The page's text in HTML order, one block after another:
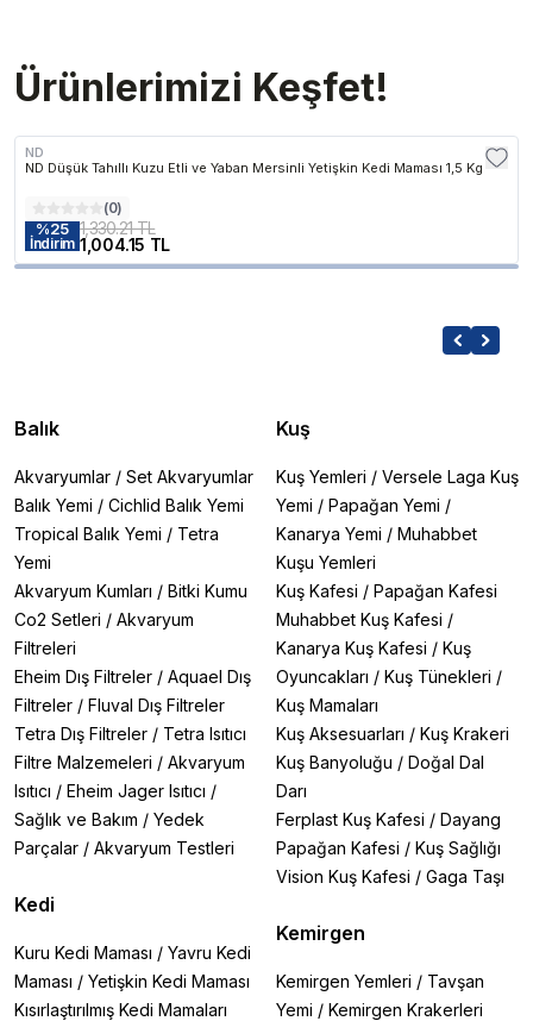
Ürünlerimizi Keşfet!
ND
ND Düşük Tahıllı Kuzu Etli ve Yaban Mersinli Yetişkin Kedi Maması 1,5 Kg
(0)
%25
İndirim
1,330.21 TL
1,004.15 TL
Balık
Akvaryumlar / Set Akvaryumlar
Balık Yemi / Cichlid Balık Yemi
Tropical Balık Yemi / Tetra
Yemi
Akvaryum Kumları / Bitki Kumu
Co2 Setleri / Akvaryum
Filtreleri
Eheim Dış Filtreler / Aquael Dış
Filtreler / Fluval Dış Filtreler
Tetra Dış Filtreler / Tetra Isıtıcı
Filtre Malzemeleri / Akvaryum
Isıtıcı / Eheim Jager Isıtıcı /
Sağlık ve Bakım / Yedek
Parçalar / Akvaryum Testleri
Kedi
Kuru Kedi Maması / Yavru Kedi
Maması / Yetişkin Kedi Maması
Kısırlaştırılmış Kedi Mamaları
Kuş
Kuş Yemleri / Versele Laga Kuş
Yemi / Papağan Yemi /
Kanarya Yemi / Muhabbet
Kuşu Yemleri
Kuş Kafesi / Papağan Kafesi
Muhabbet Kuş Kafesi /
Kanarya Kuş Kafesi / Kuş
Oyuncakları / Kuş Tünekleri /
Kuş Mamaları
Kuş Aksesuarları / Kuş Krakeri
Kuş Banyoluğu / Doğal Dal
Darı
Ferplast Kuş Kafesi / Dayang
Papağan Kafesi / Kuş Sağlığı
Vision Kuş Kafesi / Gaga Taşı
Kemirgen
Kemirgen Yemleri / Tavşan
Yemi / Kemirgen Krakerleri